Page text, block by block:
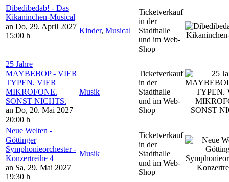
Dibedibedab! - Das
Kikaninchen-Musical
an Do, 29. April 2027
15:00 h
Kinder, Musical
Ticketverkauf
in der
Stadthalle
und im Web-
Shop
25 Jahre
MAYBEBOP - VIER
TYPEN. VIER
MIKROFONE.
SONST NICHTS.
an Do, 20. Mai 2027
20:00 h
Musik
Ticketverkauf
in der
Stadthalle
und im Web-
Shop
Neue Welten -
Göttinger
Symphonieorchester -
Konzertreihe 4
an Sa, 29. Mai 2027
19:30 h
Musik
Ticketverkauf
in der
Stadthalle
und im Web-
Shop